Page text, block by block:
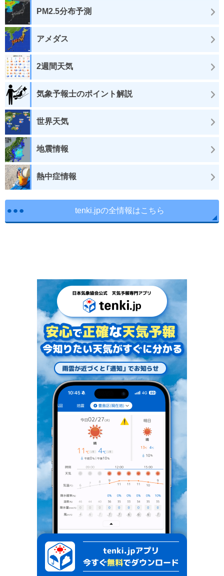
PM2.5分布予測
アメダス
2週間天気
気象予報士のポイント解説
世界天気
地震情報
熱中症情報
tenki.jpの全情報はこちら